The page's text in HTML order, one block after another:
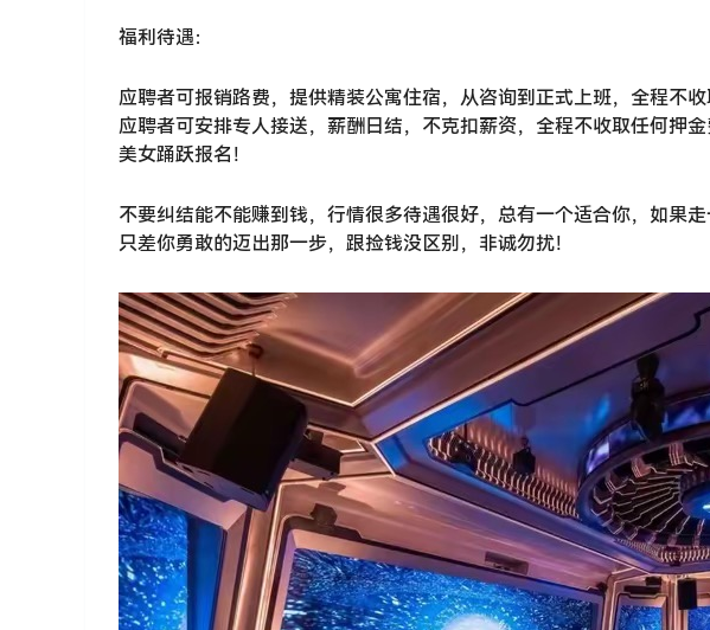
福利待遇：
应聘者可报销路费，提供精装公寓住宿，从咨询到正式上班，全程不
应聘者可安排专人接送，薪酬日结，不克扣薪资，全程不收取任何押
美女踊跃报名！
不要纠结能不能赚到钱，行情很多待遇很好，总有一个适合你，如果
只差你勇敢的迈出那一步，跟捡钱没区别，非诚勿扰！